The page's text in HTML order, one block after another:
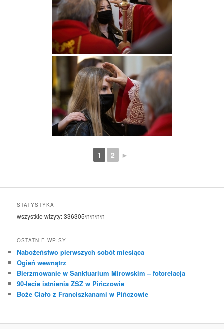
1 2 ►
STATYSTYKA
wszystkie wizyty:336305\n\n\n\n
OSTATNIE WPISY
Nabożeństwo pierwszych sobót miesiąca
Ogień wewnątrz
Bierzmowanie w Sanktuarium Mirowskim – fotorelacja
90-lecie istnienia ZSZ w Pińczowie
Boże Ciało z Franciszkanami w Pińczowie